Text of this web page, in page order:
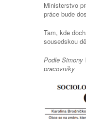
Ministerstvo
práce bude
Tam, kde
sousedskou
Podle Simony
pracovníky